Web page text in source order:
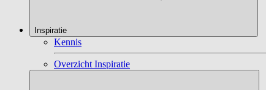
Inspiratie
Kennis
Overzicht Inspiratie